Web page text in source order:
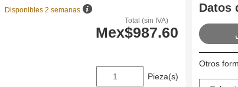
Total (sin IVA)
Mex$987.60
Disponibles 2 semanas
Pieza(s)
Datos
Otros